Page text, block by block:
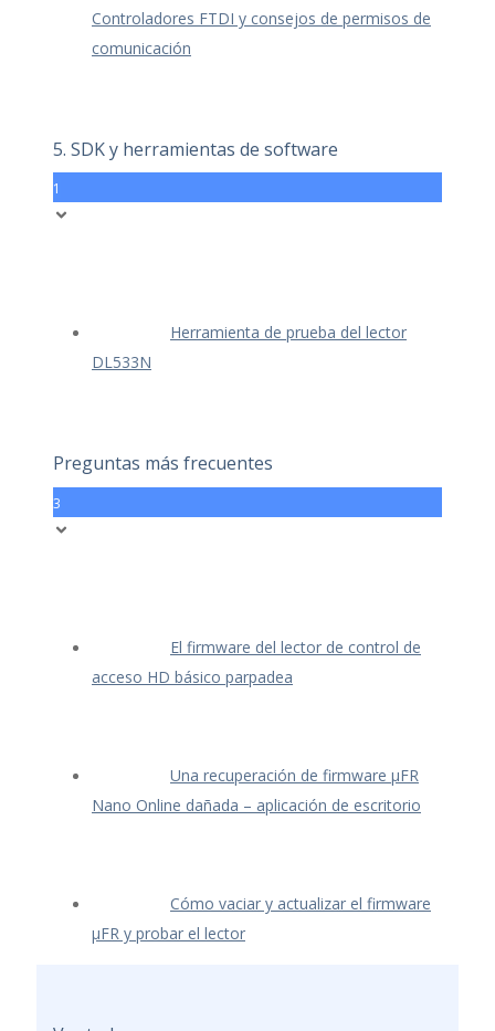
Controladores FTDI y consejos de permisos de
comunicación
5. SDK y herramientas de software
1
Herramienta de prueba del lector
DL533N
Preguntas más frecuentes
3
El firmware del lector de control de
acceso HD básico parpadea
Una recuperación de firmware μFR
Nano Online dañada – aplicación de escritorio
Cómo vaciar y actualizar el firmware
μFR y probar el lector